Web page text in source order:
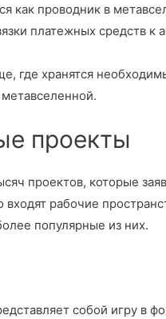
как проводник в
платежных средств к
где хранятся
проекты
проектов, которые
рабочие
популярные из них.
собой игру в